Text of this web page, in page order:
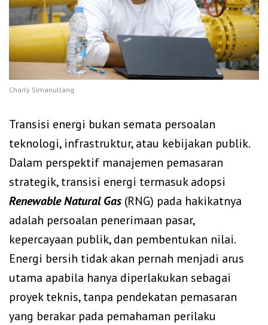
Charly Simanullang
Transisi energi bukan semata persoalan
teknologi, infrastruktur, atau kebijakan publik.
Dalam perspektif manajemen pemasaran
strategik, transisi energi termasuk adopsi
Renewable Natural Gas (RNG) pada hakikatnya
adalah persoalan penerimaan pasar,
kepercayaan publik, dan pembentukan nilai.
Energi bersih tidak akan pernah menjadi arus
utama apabila hanya diperlakukan sebagai
proyek teknis, tanpa pendekatan pemasaran
yang berakar pada pemahaman perilaku